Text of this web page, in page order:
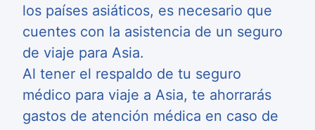
los países asiáticos, es necesario que
cuentes con la asistencia de un seguro
de viaje para Asia.
Al tener el respaldo de tu seguro
médico para viaje a Asia, te ahorrarás
gastos de atención médica en caso de